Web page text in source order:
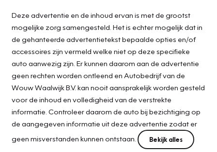
Deze advertentie en de inhoud ervan is met de grootst
mogelijke zorg samengesteld. Het is echter mogelijk dat in
de gehanteerde advertentietekst bepaalde opties en/of
accessoires zijn vermeld welke niet op deze specifieke
auto aanwezig zijn. Er kunnen daarom aan de advertentie
geen rechten worden ontleend en Autobedrijf van de
Wouw Waalwijk B.V. kan nooit aansprakelijk worden gesteld
voor de inhoud en volledigheid van de verstrekte
informatie. Controleer daarom de auto bij bezichtiging op
de aangegeven informatie uit deze advertentie zodat er
geen misverstanden kunnen ontstaan.
Bekijk alles